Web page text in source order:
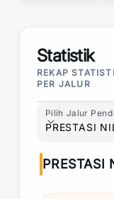
Statistik
REKAP
PER JALUR
Pilih Jalur
Pilih Jalur
PRESTASI
PRESTASI